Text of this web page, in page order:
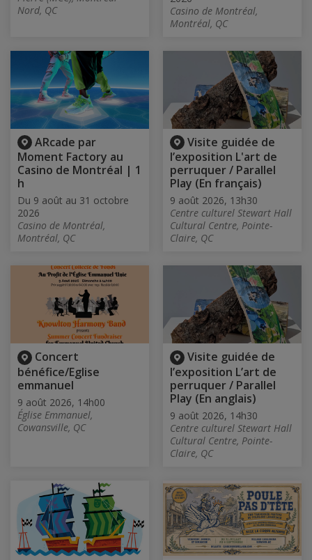
Nord, QC
Casino de Montréal,
Montréal, QC
ARcade par
Moment Factory au
Casino de Montréal | 1
h
Du 9 août au 31 octobre
2026
Casino de Montréal,
Montréal, QC
Visite guidée de
l’exposition L'art de
perruquer / Parallel
Play (En français)
9 août 2026, 13h30
Centre culturel Stewart Hall
Cultural Centre, Pointe-
Claire, QC
Concert
bénéfice/Eglise
emmanuel
9 août 2026, 14h00
Église Emmanuel,
Cowansville, QC
Visite guidée de
l’exposition L’art de
perruquer / Parallel
Play (En anglais)
9 août 2026, 14h30
Centre culturel Stewart Hall
Cultural Centre, Pointe-
Claire, QC